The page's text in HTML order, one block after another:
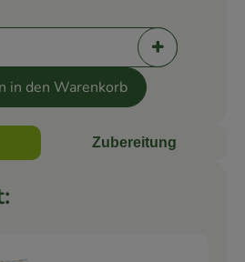
(aktuell 8 Portionen
Portionen
in den Warenkorb
Zubereitung